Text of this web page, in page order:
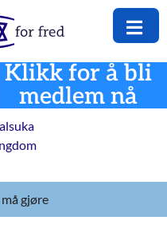
Klikk for å bli
medlem nå
gjøre